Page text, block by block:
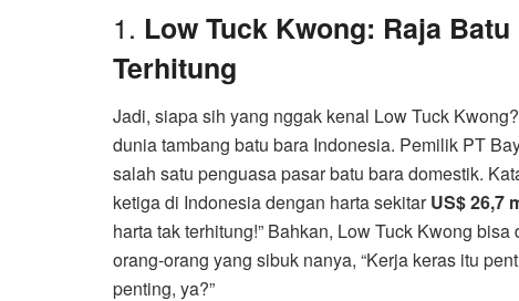
1. Low Tuck Kwong: Raja
Terhitung
Jadi, siapa sih yang nggak kenal Low Tuck
dunia tambang batu bara Indonesia. Pemilik PT
salah satu penguasa pasar batu bara domestik.
ketiga di Indonesia dengan harta sekitarUS$ 26,7
harta tak terhitung!” Bahkan, Low Tuck Kwong
orang-orang yang sibuk nanya, “Kerja keras itu
penting, ya?”